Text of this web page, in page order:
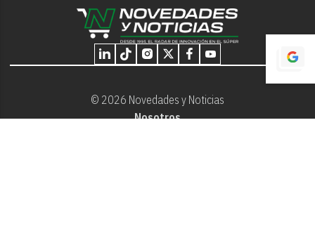
© 2026 Novedades y Noticias
Nosotros